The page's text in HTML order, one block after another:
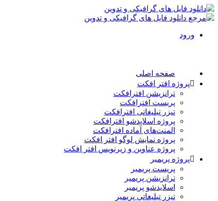
ورود
صفحه اصلی
پروژه افتر افکت
ترانزیشن افترافکت
پریست افترافکت
تیزر تبلیغاتی افترافکت
پروژه اسلایدشو افترافکت
المنت‌های آماده افترافکت
پروژه نمایش لوگو افتر افکت
پروژه عناوین و زیرنویس افتر افکت
پروژه پریمیر
پریست پریمیر
ترانزیشن پریمیر
اسلایدشو پریمیر
تیزر تبلیغاتی پریمیر